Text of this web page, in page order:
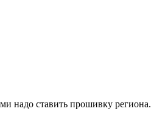
надо ставить прошивку региона.